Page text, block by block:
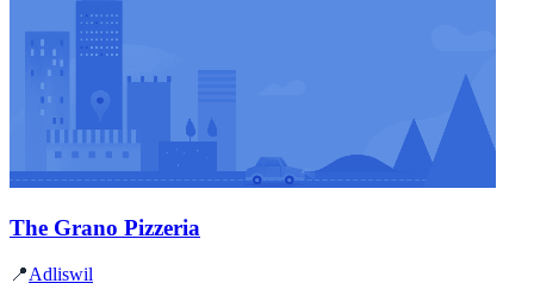
The Grano Pizzeria
📍Adliswil